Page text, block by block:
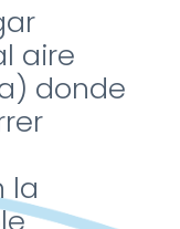
aire
donde
la